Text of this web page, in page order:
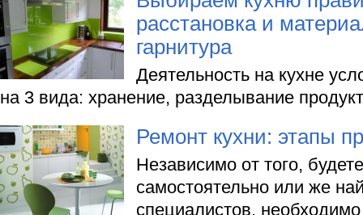
расстановка и
гарнитура
Деятельность на кухне
на 3 вида: хранение, разделывание
Ремонт кухни: этапы
Независимо от того,
самостоятельно или же
специалистов,